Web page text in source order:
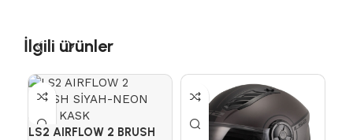
İlgili ürünler
LS2 AIRFLOW 2 BRUSH